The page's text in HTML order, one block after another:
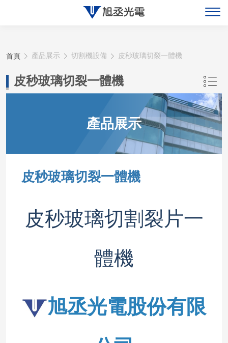
最新消息
產品展示
聯絡旭丞
首頁 產品展示 切割機設備 皮秒玻璃切裂一體機
皮秒玻璃切裂一體機
產品展示
皮秒玻璃切裂一體機
皮秒玻璃切割裂片一
體機
旭丞光電股份有限